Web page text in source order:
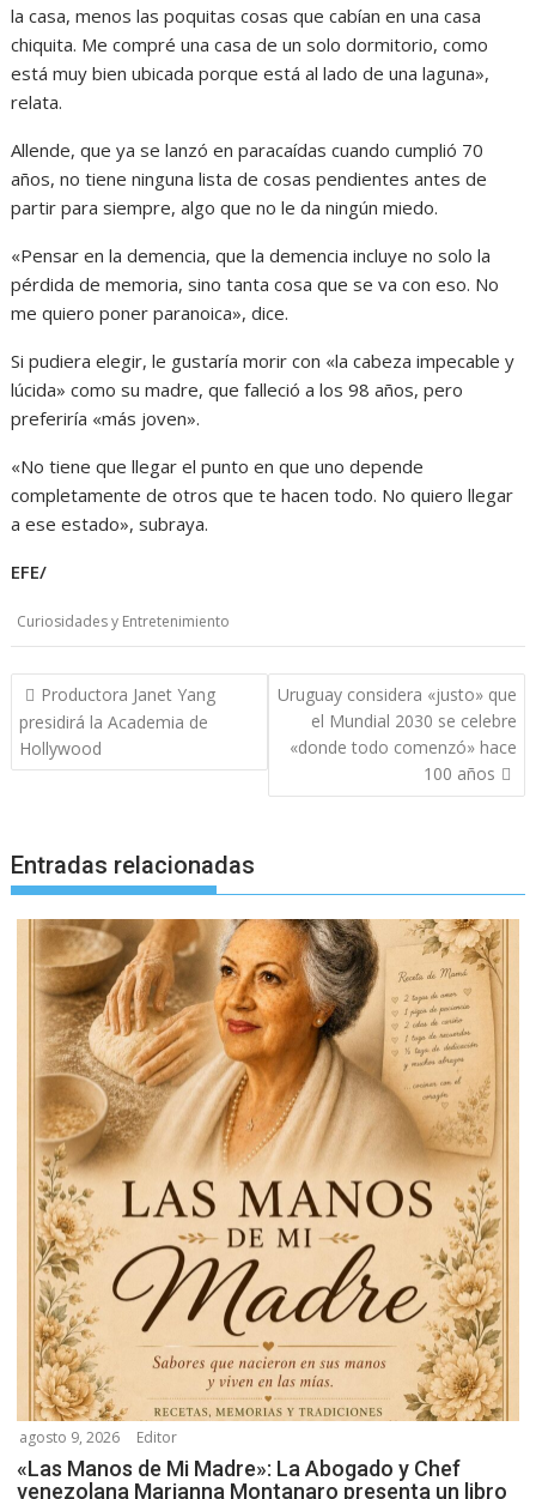
la casa, menos las poquitas cosas que cabían en una casa
chiquita. Me compré una casa de un solo dormitorio, como
está muy bien ubicada porque está al lado de una laguna»,
relata.
Allende, que ya se lanzó en paracaídas cuando cumplió 70
años, no tiene ninguna lista de cosas pendientes antes de
partir para siempre, algo que no le da ningún miedo.
«Pensar en la demencia, que la demencia incluye no solo la
pérdida de memoria, sino tanta cosa que se va con eso. No
me quiero poner paranoica», dice.
Si pudiera elegir, le gustaría morir con «la cabeza impecable y
lúcida» como su madre, que falleció a los 98 años, pero
preferiría «más joven».
«No tiene que llegar el punto en que uno depende
completamente de otros que te hacen todo. No quiero llegar
a ese estado», subraya.
EFE/
Curiosidades y Entretenimiento
N
a
v
a
c
i
Productora Janet Yang
presidirá la Academia de
Hollywood
Uruguay considera «justo» que
el Mundial 2030 se celebre
«donde todo comenzó» hace
100 años
Entradas relacionadas
agosto 9, 2026 Editor
«Las Manos de Mi Madre»: La Abogado y Chef
venezolana Marianna Montanaro presenta un libro